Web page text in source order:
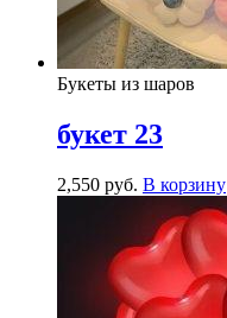
Букеты из шаров
букет 23
2,550 руб. В корзину